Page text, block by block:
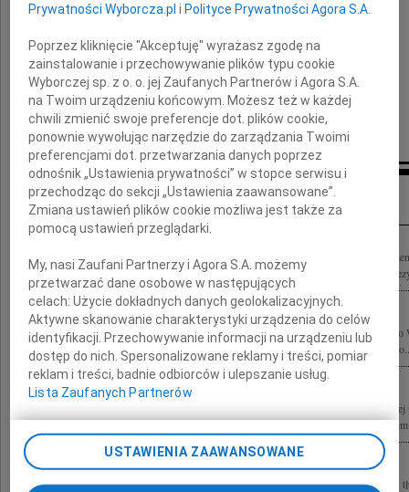
Prezydent Bydgoszczy
Konstanty Dombrowicz
Przewodniczący Rady Miasta Bydgoszczy
Dorota Jakuta
Inne kondolencje
,,Spieszmy się kochać ludzi, Tak szybko odchodzą" W katastrofie samolotu
poległ nasz Syn, Brat, Szwagier i Wujek Aleksander Fedorowicz lat 39 tłumacz
Z wielkim żalem przyjęliśmy wiadomość o tragicznej śmierci naszego wieloletniego
Aleksandra Fedorowicza tłumacza przysięgłego języków rosyjskiego i
Z niewysłowionym żalem przyjmujemy wiadomość o śmierci w katastrofie
drogiego i niezapomnianego Przyjaciela Aleksandra Fedorowicza Rodzinie i Bliskim
W katastrofie lotniczej zginął tragicznie, pełniąc zaszczytną i odpowiedzialną misję,
Prywatności Wyborcza.pl i Polityce Prywatności Agora S.A.
Poprzez kliknięcie "Akceptuję" wyrażasz zgodę na
zainstalowanie i przechowywanie plików typu cookie
Wyborczej sp. z o. o. jej Zaufanych Partnerów i Agora S.A.
na Twoim urządzeniu końcowym. Możesz też w każdej
chwili zmienić swoje preferencje dot. plików cookie,
ponownie wywołując narzędzie do zarządzania Twoimi
preferencjami dot. przetwarzania danych poprzez
odnośnik „Ustawienia prywatności” w stopce serwisu i
przechodząc do sekcji „Ustawienia zaawansowane”.
Zmiana ustawień plików cookie możliwa jest także za
pomocą ustawień przeglądarki.
My, nasi Zaufani Partnerzy i Agora S.A. możemy
przetwarzać dane osobowe w następujących
celach:Użycie dokładnych danych geolokalizacyjnych.
Aktywne skanowanie charakterystyki urządzenia do celów
identyfikacji. Przechowywanie informacji na urządzeniu lub
dostęp do nich. Spersonalizowane reklamy i treści, pomiar
reklam i treści, badnie odbiorców i ulepszanie usług.
Lista Zaufanych Partnerów
USTAWIENIA ZAAWANSOWANE